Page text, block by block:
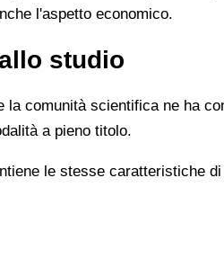
l'aspetto economico.
studio
comunità scientifica ne ha
a pieno titolo.
le stesse caratteristiche